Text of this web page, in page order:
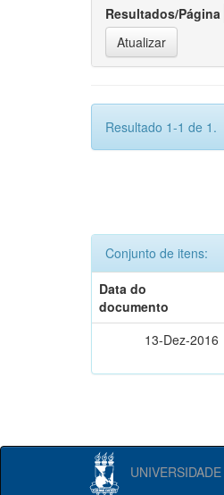
Resultados/Página
Resultado 1-1 de 1.
Conjunto de itens:
Data do
documento
13-Dez-2016